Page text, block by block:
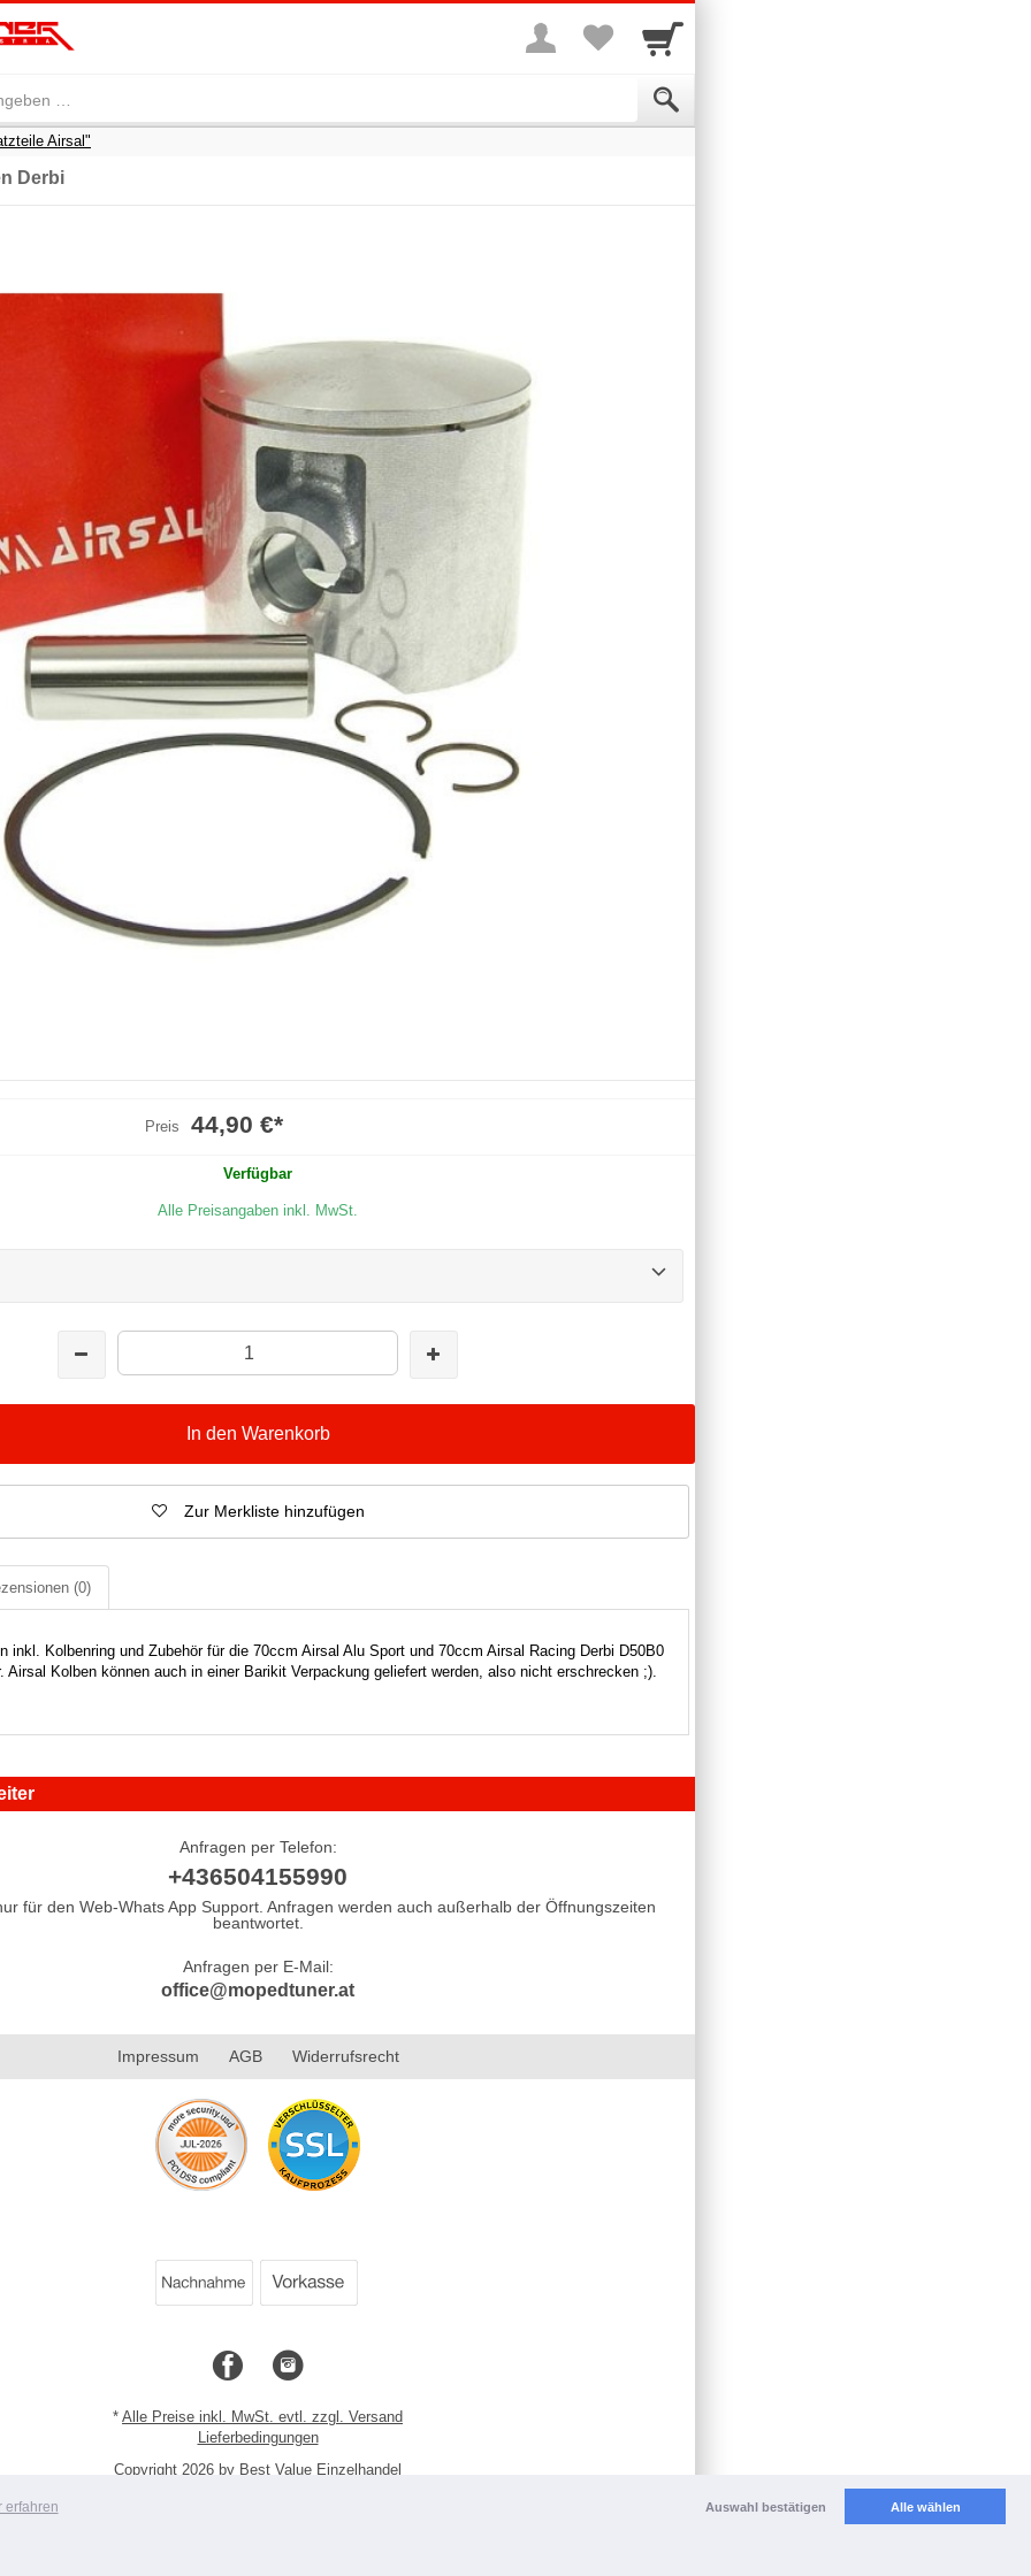
erfahren Auswahl bestätigen Alle wählen
Airsal"
Derbi
Preis 44,90 €*
Verfügbar
Alle Preisangaben inkl. MwSt.
In den Warenkorb
Zur Merkliste hinzufügen
(0)
inkl. Kolbenring und Zubehör für die 70ccm Airsal Alu Sport und 70ccm Airsal Racing Derbi D50B0
Airsal Kolben können auch in einer Barikit Verpackung geliefert werden, also nicht erschrecken ;).
Anfragen per Telefon:
+436504155990
für den Web-Whats App Support. Anfragen werden auch außerhalb der Öffnungszeiten
beantwortet.
Anfragen per E-Mail:
office@mopedtuner.at
Impressum AGB Widerrufsrecht
* Alle Preise inkl. MwSt. evtl. zzgl. Versand
Lieferbedingungen
Copyright 2026 by Best Value Einzelhandel